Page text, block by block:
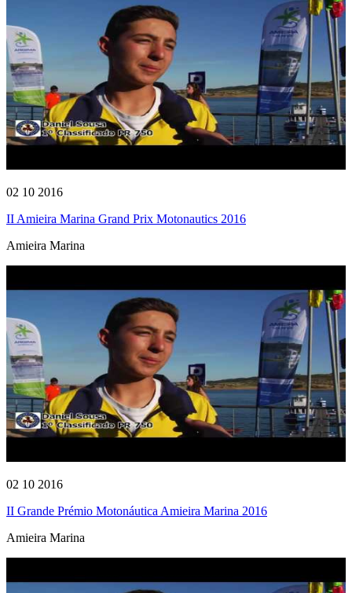
02 10 2016
II Amieira Marina Grand Prix Motonautics 2016
Amieira Marina
02 10 2016
II Grande Prémio Motonáutica Amieira Marina 2016
Amieira Marina